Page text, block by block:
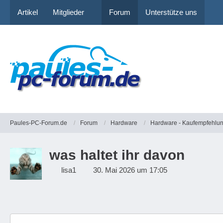
Artikel Mitglieder Forum Unterstütze uns
Paules-PC-Forum.de Forum Hardware Hardware -
was haltet ihr davon
lisa1 30. Mai 2026 um 17:05